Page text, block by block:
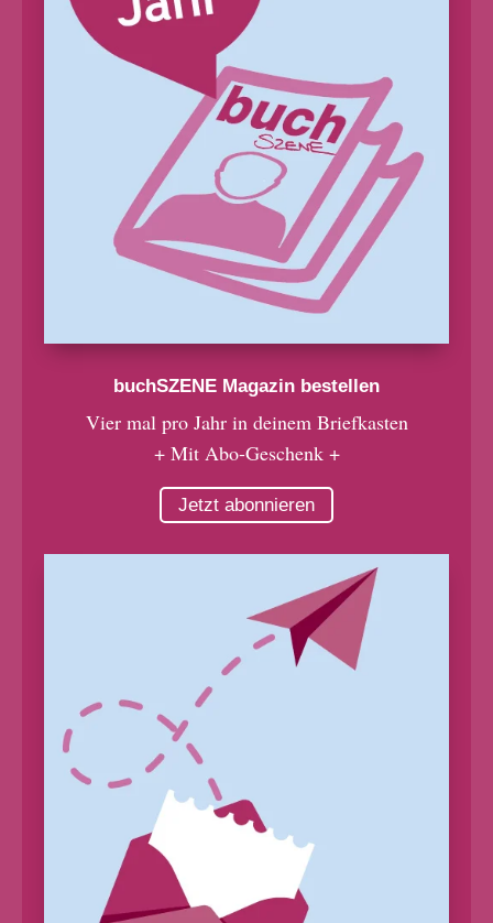
buchSZENE Magazin bestellen
Vier mal pro Jahr in deinem Briefkasten
+ Mit Abo-Geschenk +
Jetzt abonnieren